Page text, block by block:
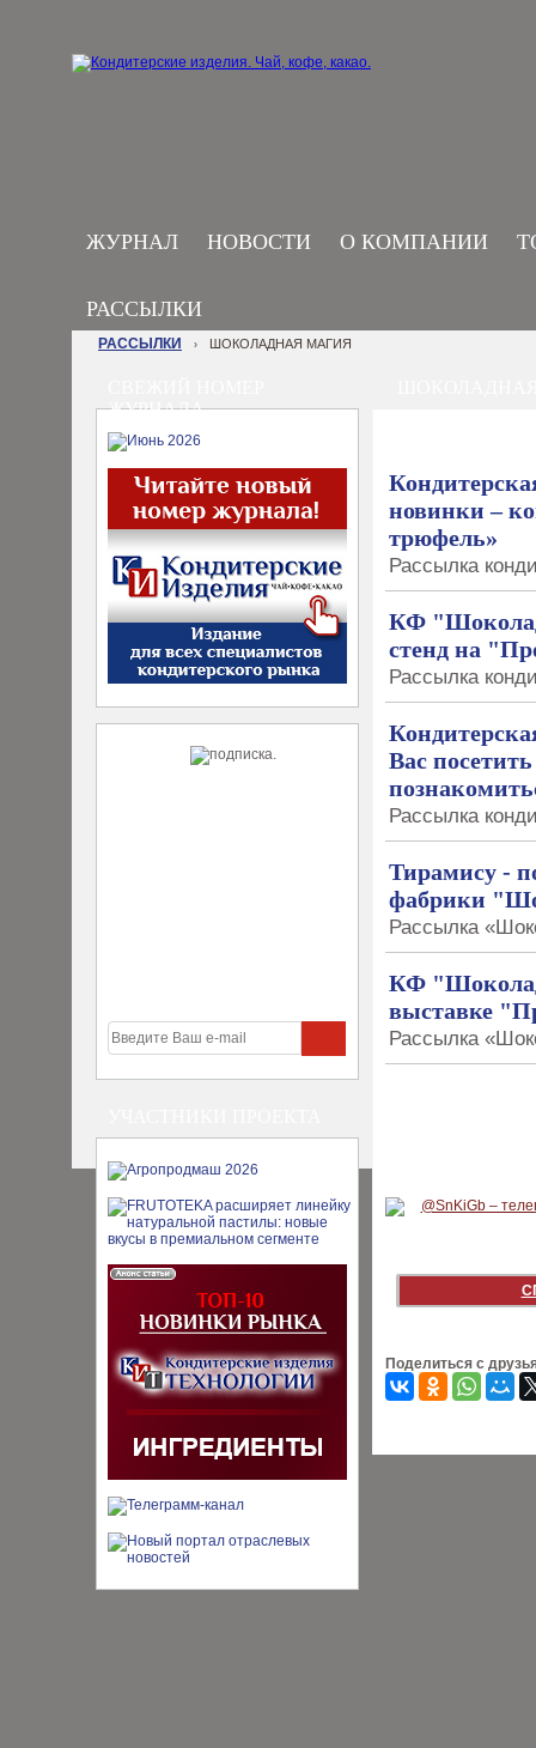
ЖУРНАЛ НОВОСТИ О КОМПАНИИ
РАССЫЛКИ
ЖУРНАЛА
РАССЫЛКИ › ШОКОЛАДНАЯ МАГИЯ
новинки –
трюфель»
Рассылка
КФ
стенд на
Рассылка
Вас
Рассылка
Тирамису -
фабрики
Рассылка
КФ
выставке
Рассылка
Поделиться с